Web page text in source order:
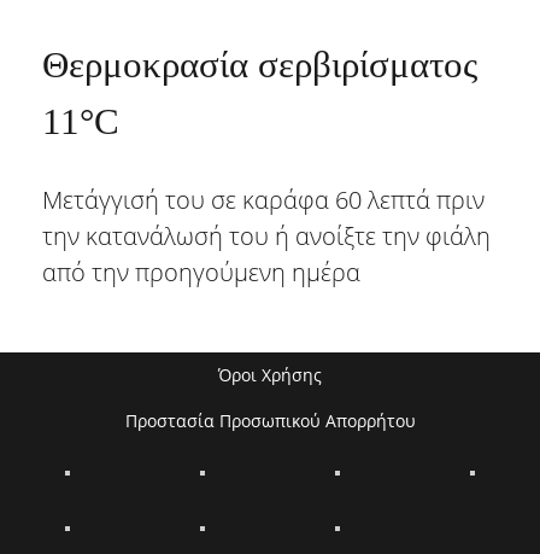
Θερμοκρασία σερβιρίσματος
11°C
Μετάγγισή του σε καράφα 60 λεπτά πριν
την κατανάλωσή του ή ανοίξτε την φιάλη
από την προηγούμενη ημέρα
Όροι Χρήσης
Προστασία Προσωπικού Απορρήτου